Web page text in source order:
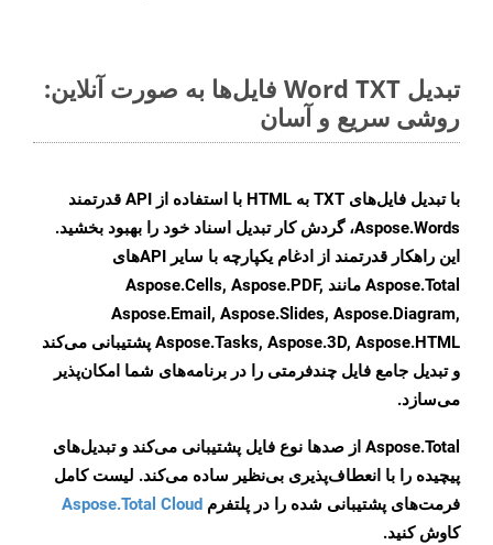
تبدیل Word TXT فایل‌ها به صورت آنلاین:
روشی سریع و آسان
با تبدیل فایل‌های TXT به HTML با استفاده از API قدرتمند
Aspose.Words، گردش کار تبدیل اسناد خود را بهبود بخشید.
این راهکار قدرتمند از ادغام یکپارچه با سایر APIهای
Aspose.Total مانند Aspose.Cells, Aspose.PDF,
Aspose.Email, Aspose.Slides, Aspose.Diagram,
Aspose.Tasks, Aspose.3D, Aspose.HTML پشتیبانی می‌کند
و تبدیل جامع فایل چندفرمتی را در برنامه‌های شما امکان‌پذیر
می‌سازد.
Aspose.Total از صدها نوع فایل پشتیبانی می‌کند و تبدیل‌های
پیچیده را با انعطاف‌پذیری بی‌نظیر ساده می‌کند. لیست کامل
فرمت‌های پشتیبانی شده را در پلتفرم Aspose.Total Cloud
کاوش کنید.